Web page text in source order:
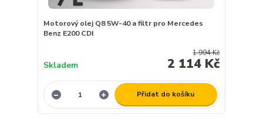
Motorový olej Q8 5W-40 a filtr pro Mercedes
Benz E200 CDI
1 994 Kč
2 114 Kč
Skladem
Přidat do košíku